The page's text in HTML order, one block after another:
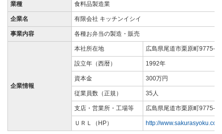
業種 食料品製造業
企業名 有限会社 キッチンイシイ
事業内容 各種お弁当の製造・販売
企業情報
本社所在地 広島県尾道市栗原町9775-1
設立年（西暦） 1992年
資本金 300万円
従業員数（正規） 35人
支店・営業所・工場等 広島県尾道市栗原町9775-1
ＵＲＬ（HP） http://